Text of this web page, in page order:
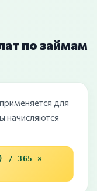
по займам
для
начисляются
/ 365 ×